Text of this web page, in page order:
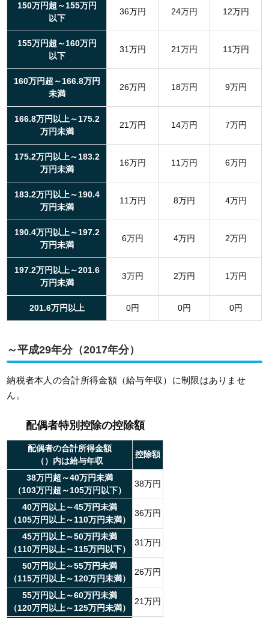
150万円超～155万円
以下
36万円 24万円 12万円
155万円超～160万円
以下
31万円 21万円 11万円
160万円超～166.8万円
未満
26万円 18万円 9万円
166.8万円以上～175.2
万円未満
21万円 14万円 7万円
175.2万円以上～183.2
万円未満
16万円 11万円 6万円
183.2万円以上～190.4
万円未満
11万円 8万円 4万円
190.4万円以上～197.2
万円未満
6万円 4万円 2万円
197.2万円以上～201.6
万円未満
3万円 2万円 1万円
201.6万円以上 0円 0円 0円
～平成29年分（2017年分）
納税者本人の合計所得金額（給与年収）に制限はありませ
ん。
配偶者特別控除の控除額
配偶者の合計所得金額
（）内は給与年収
控除額
38万円超～40万円未満
（103万円超～105万円以下）
38万円
40万円以上～45万円未満
（105万円以上～110万円未満）
36万円
45万円以上～50万円未満
（110万円以上～115万円以下）
31万円
50万円以上～55万円未満
（115万円以上～120万円未満）
26万円
55万円以上～60万円未満
（120万円以上～125万円未満）
21万円